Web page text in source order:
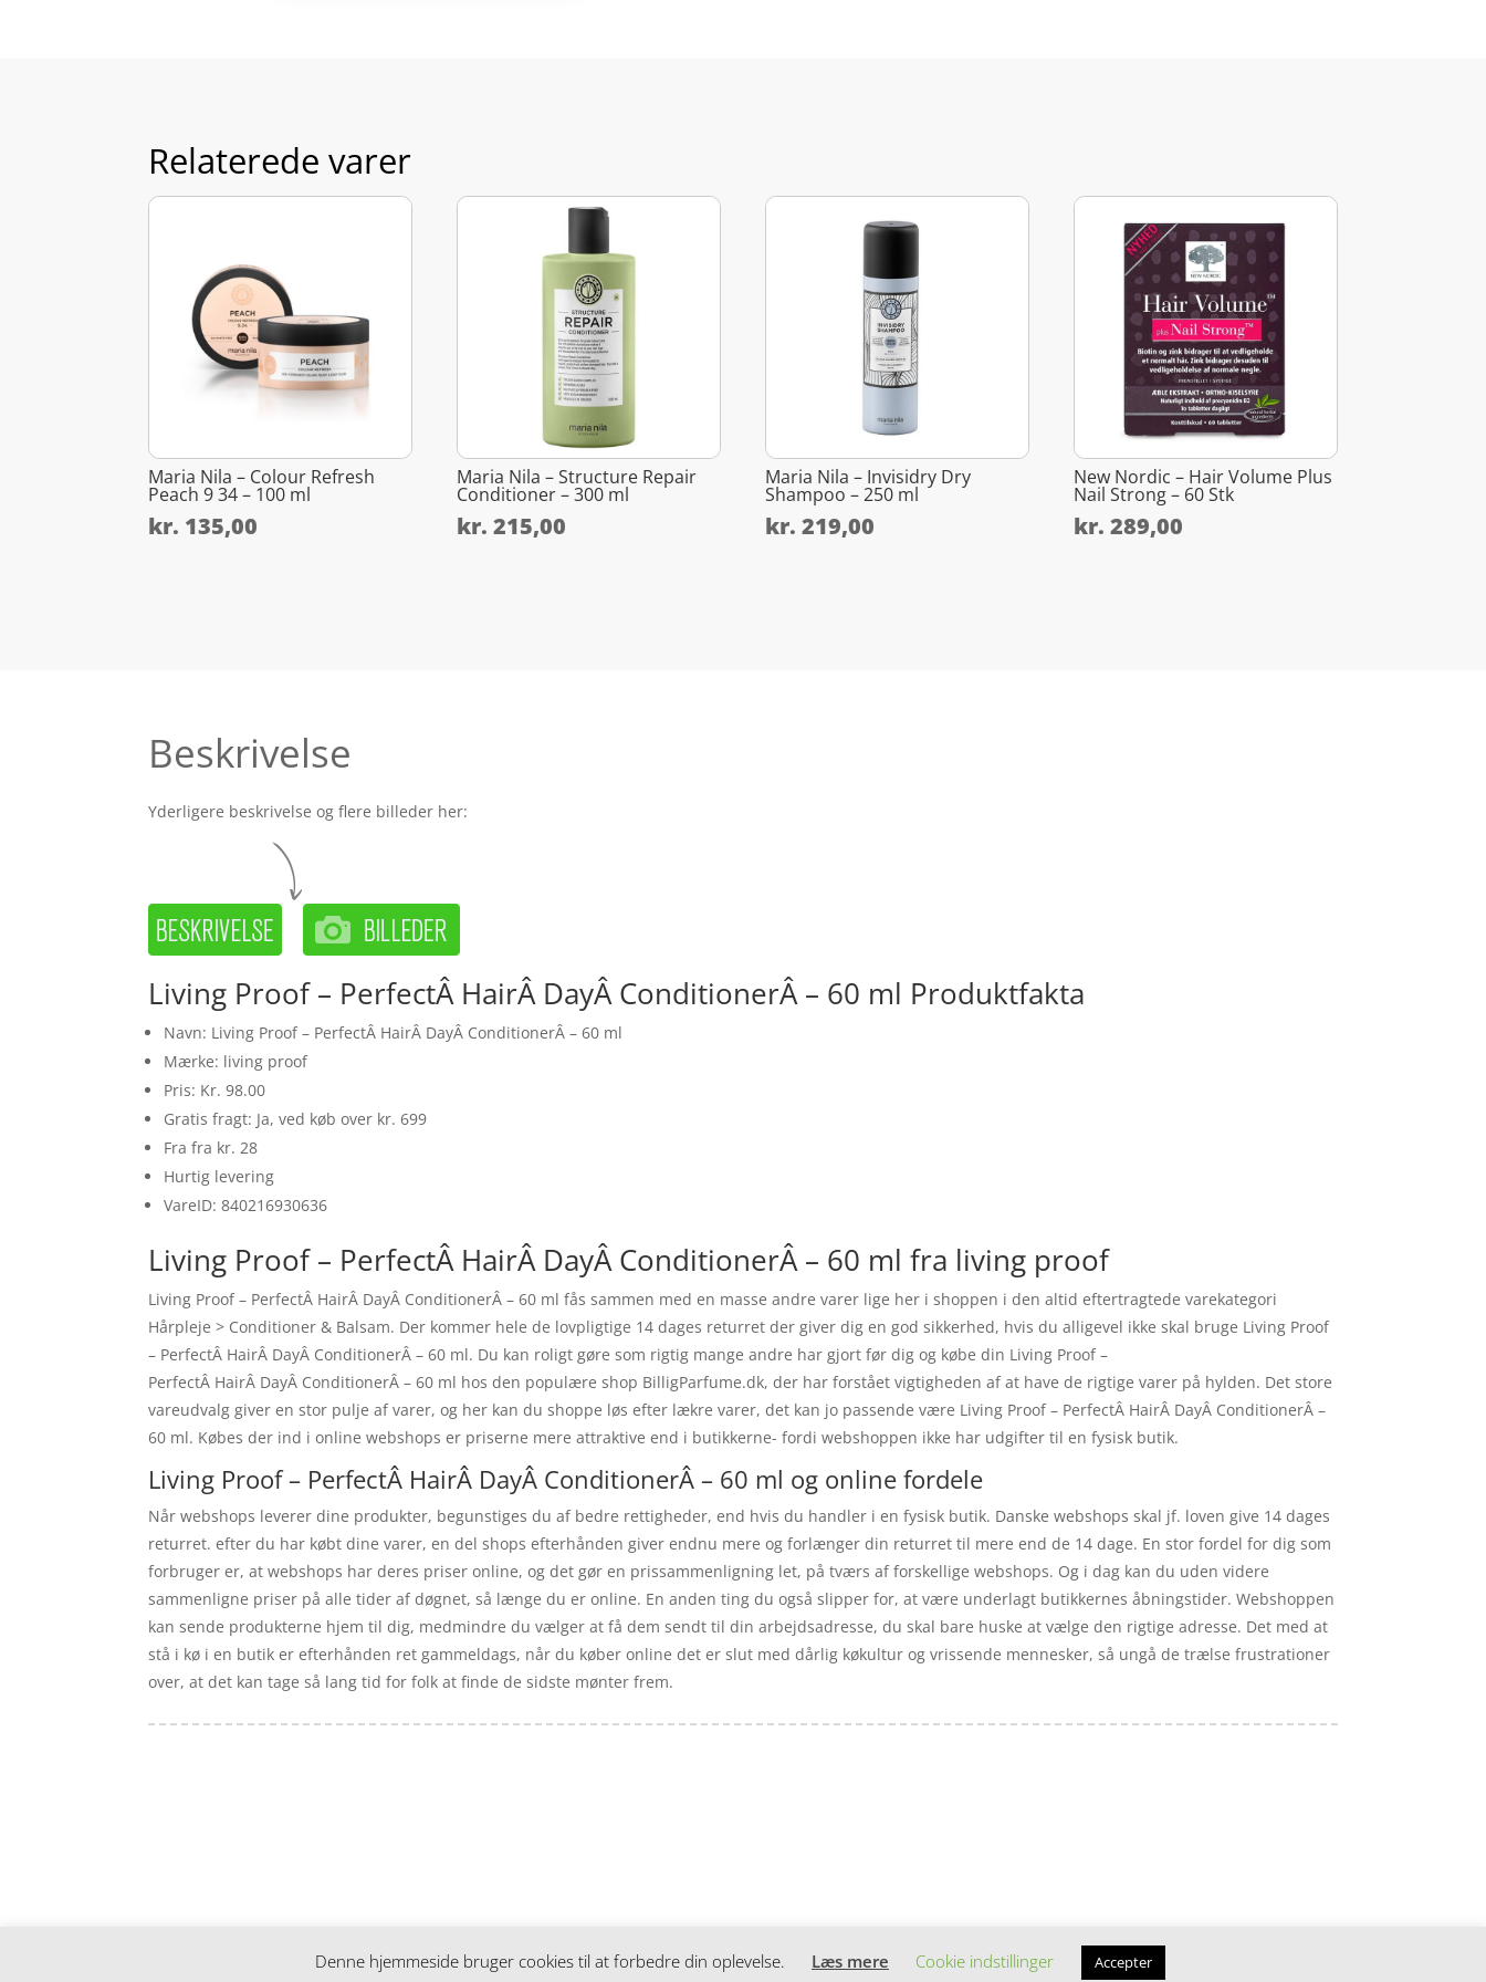
Relaterede varer
Maria Nila – Colour Refresh
Peach 9 34 – 100 ml
kr. 135,00
Maria Nila – Structure Repair
Conditioner – 300 ml
kr. 215,00
Maria Nila – Invisidry Dry
Shampoo – 250 ml
kr. 219,00
New Nordic – Hair Volume Plus
Nail Strong – 60 Stk
kr. 289,00
Beskrivelse
Yderligere beskrivelse og flere billeder her:
Living Proof – PerfectÂ HairÂ DayÂ ConditionerÂ – 60 ml Produktfakta
Navn: Living Proof – PerfectÂ HairÂ DayÂ ConditionerÂ – 60 ml
Mærke: living proof
Pris: Kr. 98.00
Gratis fragt: Ja, ved køb over kr. 699
Fra fra kr. 28
Hurtig levering
VareID: 840216930636
Living Proof – PerfectÂ HairÂ DayÂ ConditionerÂ – 60 ml fra living proof
Living Proof – PerfectÂ HairÂ DayÂ ConditionerÂ – 60 ml fås sammen med en masse andre varer lige her i shoppen i den altid eftertragtede varekategori
Hårpleje > Conditioner & Balsam. Der kommer hele de lovpligtige 14 dages returret der giver dig en god sikkerhed, hvis du alligevel ikke skal bruge Living Proof
– PerfectÂ HairÂ DayÂ ConditionerÂ – 60 ml. Du kan roligt gøre som rigtig mange andre har gjort før dig og købe din Living Proof –
PerfectÂ HairÂ DayÂ ConditionerÂ – 60 ml hos den populære shop BilligParfume.dk, der har forstået vigtigheden af at have de rigtige varer på hylden. Det store
vareudvalg giver en stor pulje af varer, og her kan du shoppe løs efter lækre varer, det kan jo passende være Living Proof – PerfectÂ HairÂ DayÂ ConditionerÂ –
60 ml. Købes der ind i online webshops er priserne mere attraktive end i butikkerne- fordi webshoppen ikke har udgifter til en fysisk butik.
Living Proof – PerfectÂ HairÂ DayÂ ConditionerÂ – 60 ml og online fordele
Når webshops leverer dine produkter, begunstiges du af bedre rettigheder, end hvis du handler i en fysisk butik. Danske webshops skal jf. loven give 14 dages
returret. efter du har købt dine varer, en del shops efterhånden giver endnu mere og forlænger din returret til mere end de 14 dage. En stor fordel for dig som
forbruger er, at webshops har deres priser online, og det gør en prissammenligning let, på tværs af forskellige webshops. Og i dag kan du uden videre
sammenligne priser på alle tider af døgnet, så længe du er online. En anden ting du også slipper for, at være underlagt butikkernes åbningstider. Webshoppen
kan sende produkterne hjem til dig, medmindre du vælger at få dem sendt til din arbejdsadresse, du skal bare huske at vælge den rigtige adresse. Det med at
stå i kø i en butik er efterhånden ret gammeldags, når du køber online det er slut med dårlig køkultur og vrissende mennesker, så ungå de trælse frustrationer
over, at det kan tage så lang tid for folk at finde de sidste mønter frem.
Denne hjemmeside bruger cookies til at forbedre din oplevelse. Læs mere Cookie indstillinger Accepter